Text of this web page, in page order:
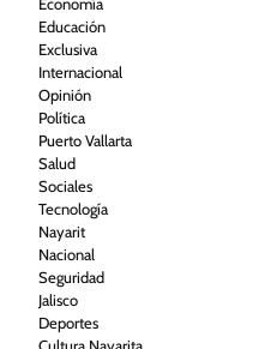
Economía
Educación
Exclusiva
Internacional
Opinión
Política
Puerto Vallarta
Salud
Sociales
Tecnología
Nayarit
Nacional
Seguridad
Jalisco
Deportes